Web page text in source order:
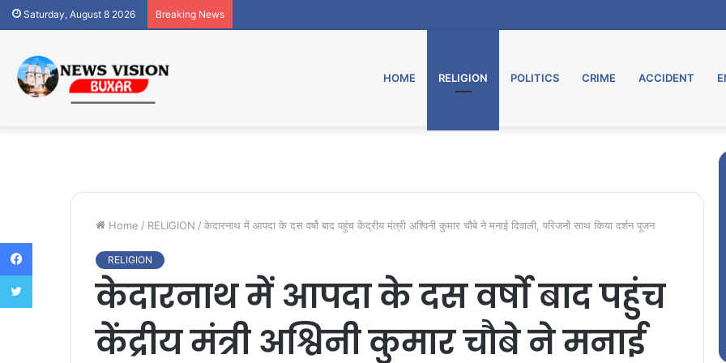
Saturday, August 8 2026 Breaking News
HOME RELIGION POLITICS CRIME ACCIDENT
Home / RELIGION / केदारनाथ में आपदा के दस वर्षो बाद पहुंच केंद्रीय मंत्री अश्विनी कुमार चौबे ने मनाई दिवाली, परिजनों साथ किया दर्शन पूजन
RELIGION
केदारनाथ में आपदा के दस वर्षो बाद पहुंच
केंद्रीय मंत्री अश्विनी कुमार चौबे ने मनाई